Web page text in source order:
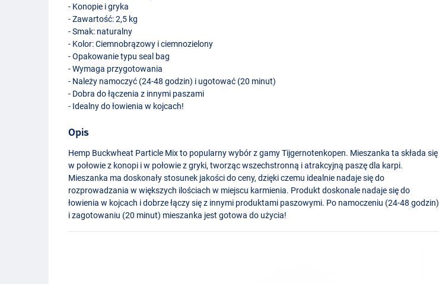
- Konopie i gryka
- Zawartość: 2,5 kg
- Smak: naturalny
- Kolor: Ciemnobrązowy i ciemnozielony
- Opakowanie typu seal bag
- Wymaga przygotowania
- Należy namoczyć (24-48 godzin) i ugotować (20 minut)
- Dobra do łączenia z innymi paszami
- Idealny do łowienia w kojcach!
Opis
Hemp Buckwheat Particle Mix to popularny wybór z gamy Tijgernotenkopen. Mieszanka ta składa się
w połowie z konopi i w połowie z gryki, tworząc wszechstronną i atrakcyjną paszę dla karpi.
Mieszanka ma doskonały stosunek jakości do ceny, dzięki czemu idealnie nadaje się do
rozprowadzania w większych ilościach w miejscu karmienia. Produkt doskonale nadaje się do
łowienia w kojcach i dobrze łączy się z innymi produktami paszowymi. Po namoczeniu (24-48 godzin)
i zagotowaniu (20 minut) mieszanka jest gotowa do użycia!